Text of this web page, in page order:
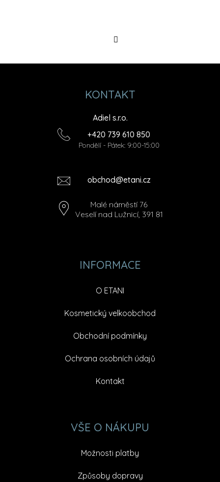
KONTAKT
Adiel s.r.o.
+420 739 610 850
Pondělí - Pátek: 9:00-15:00
obchod@etani.cz
Malé náměstí 76
Veselí nad Lužnicí, 391 81
INFORMACE
O ETANI
Kosmetický velkoobchod
Obchodní podmínky
Ochrana osobních údajů
Kontakt
VŠE O NÁKUPU
Možnosti platby
Způsoby dopravy